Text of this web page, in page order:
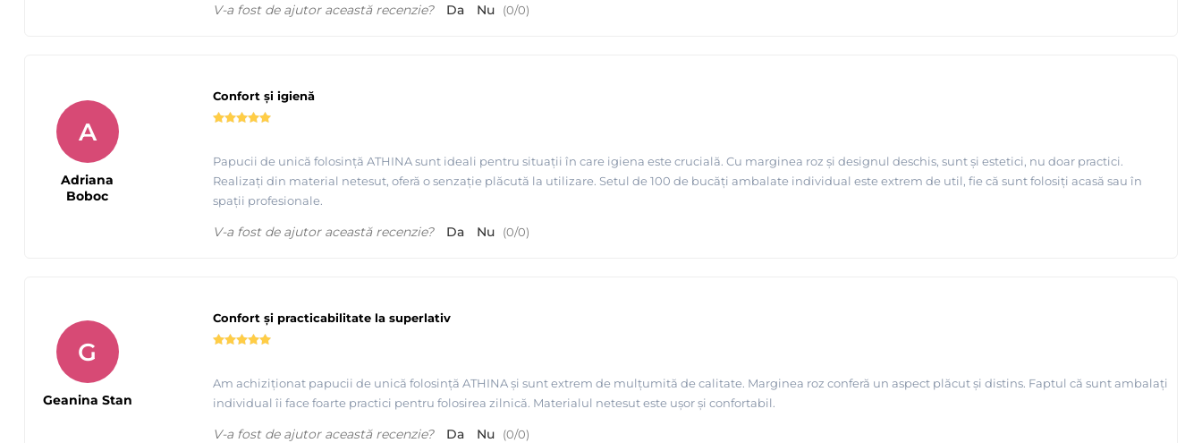
V-a fost de ajutor această recenzie? Da Nu (0/0)
Confort și igienă
Papucii de unică folosință ATHINA sunt ideali pentru situații în care igiena este crucială. Cu marginea roz și designul deschis, sunt și estetici, nu doar practici.
Realizați din material netesut, oferă o senzație plăcută la utilizare. Setul de 100 de bucăți ambalate individual este extrem de util, fie că sunt folosiți acasă sau în
spații profesionale.
A
Adriana
Boboc
V-a fost de ajutor această recenzie? Da Nu (0/0)
Confort și practicabilitate la superlativ
Am achiziționat papucii de unică folosință ATHINA și sunt extrem de mulțumită de calitate. Marginea roz conferă un aspect plăcut și distins. Faptul că sunt ambalați
individual îi face foarte practici pentru folosirea zilnică. Materialul netesut este ușor și confortabil.
G
Geanina Stan
V-a fost de ajutor această recenzie? Da Nu (0/0)